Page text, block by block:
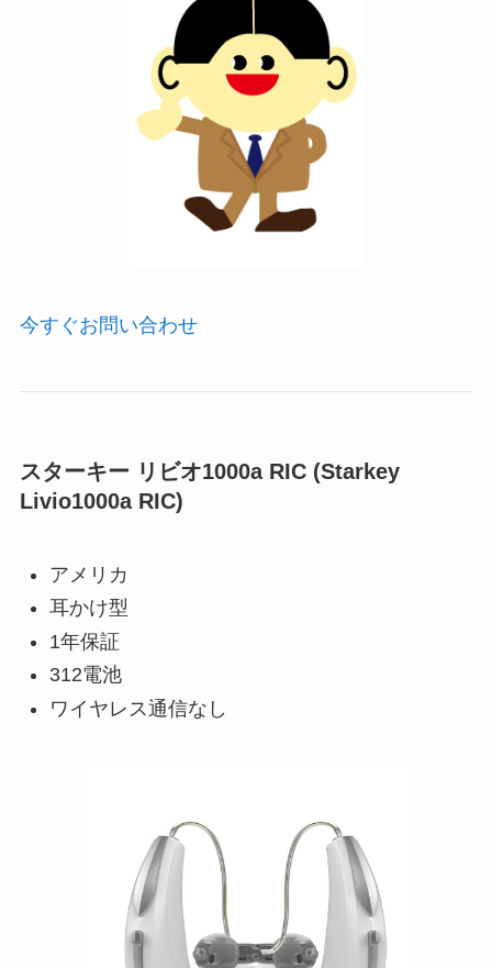
今すぐお問い合わせ
スターキー リビオ1000a RIC (Starkey
Livio1000a RIC)
アメリカ
耳かけ型
1年保証
312電池
ワイヤレス通信なし